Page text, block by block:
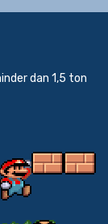
dan 1,5 ton